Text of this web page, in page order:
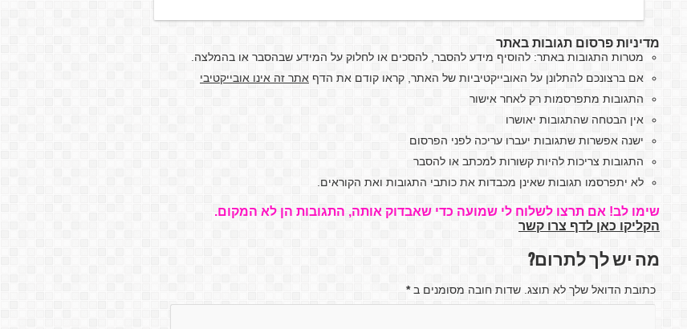
מדיניות פרסום תגובות באתר
מטרות התגובות באתר: להוסיף מידע להסבר, להסכים או לחלוק על המידע שבהסבר או בהמלצה.
אם ברצונכם להתלונן על האובייקטיביות של האתר, קראו קודם את הדף אתר זה אינו אובייקטיבי
התגובות מתפרסמות רק לאחר אישור
אין הבטחה שהתגובות יאושרו
ישנה אפשרות שתגובות יעברו עריכה לפני הפרסום
התגובות צריכות להיות קשורות למכתב או להסבר
לא יתפרסמו תגובות שאינן מכבדות את כותבי התגובות ואת הקוראים.
שימו לב! אם תרצו לשלוח לי שמועה כדי שאבדוק אותה, התגובות הן לא המקום.
הקליקו כאן לדף צרו קשר
מה יש לך לתרום?
כתובת הדואל שלך לא תוצג. שדות חובה מסומנים ב*